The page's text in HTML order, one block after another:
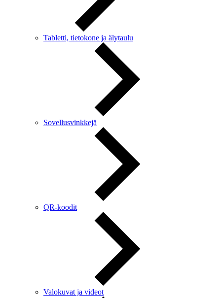
Tabletti, tietokone ja älytaulu
Sovellusvinkkejä
QR-koodit
Valokuvat ja videot